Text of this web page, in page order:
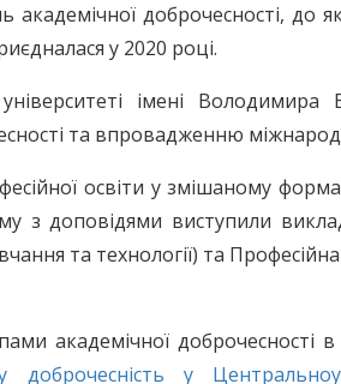
доброчесності, до
у 2020 році.
імені Володимира
та впровадженню
освіти у змішаному
з доповідями виступили
та технології) та
академічної доброчесності в
у